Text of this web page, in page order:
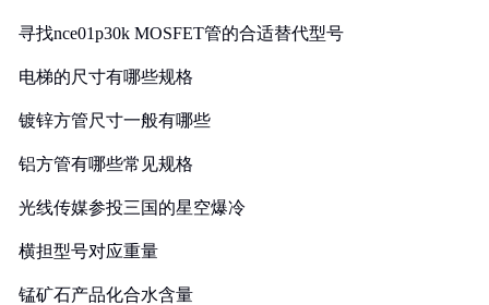
寻找nce01p30k MOSFET管的合适替代型号
电梯的尺寸有哪些规格
镀锌方管尺寸一般有哪些
铝方管有哪些常见规格
光线传媒参投三国的星空爆冷
横担型号对应重量
锰矿石产品化合水含量